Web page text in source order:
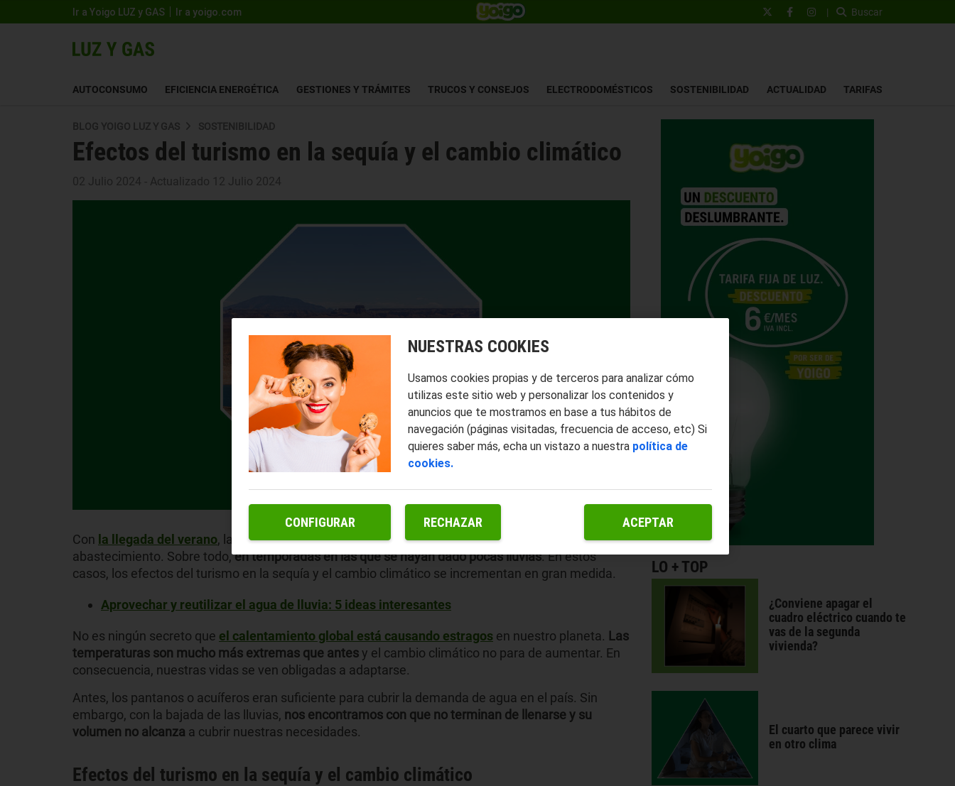
Ir a Yoigo LUZ y GAS Ir a yoigo.com | Buscar
AUTOCONSUMO EFICIENCIA ENERGÉTICA GESTIONES Y TRÁMITES TRUCOS Y CONSEJOS ELECTRODOMÉSTICOS SOSTENIBILIDAD ACTUALIDAD TARIFAS
BLOG YOIGO LUZ Y GAS SOSTENIBILIDAD
Efectos del turismo en la sequía y el cambio climático
02 Julio 2024 - Actualizado 12 Julio 2024
Con la llegada del verano, las zonas más cálidas pueden enfrentarse a problemas de
abastecimiento. Sobre todo,en temporadas en las que se hayan dado pocas lluvias. En estos
casos, los efectos del turismo en la sequía y el cambio climático se incrementan en gran medida.
Aprovechar y reutilizar el agua de lluvia: 5 ideas interesantes
No es ningún secreto que el calentamiento global está causando estragos en nuestro planeta. Las
temperaturas son mucho más extremas que antesy el cambio climático no para de aumentar. En
consecuencia, nuestras vidas se ven obligadas a adaptarse.
Antes, los pantanos o acuíferos eran suficiente para cubrir la demanda de agua en el país. Sin
embargo, con la bajada de las lluvias, nos encontramos con que no terminan de llenarse y su
volumen no alcanza a cubrir nuestras necesidades.
Efectos del turismo en la sequía y el cambio climático
LO + TOP
¿Conviene apagar el
cuadro eléctrico cuando te
vas de la segunda
vivienda?
El cuarto que parece vivir
en otro clima
NUESTRAS COOKIES
Usamos cookies propias y de terceros para analizar cómo
utilizas este sitio web y personalizar los contenidos y
anuncios que te mostramos en base a tus hábitos de
navegación (páginas visitadas, frecuencia de acceso, etc) Si
quieres saber más, echa un vistazo a nuestra política de
cookies.
CONFIGURAR RECHAZAR ACEPTAR